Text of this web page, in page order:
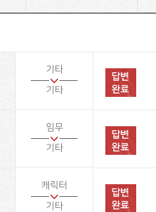
기타
기타
임무
기타
캐릭터
기타